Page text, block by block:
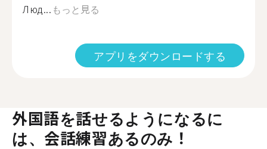
Люд... もっと見る
アプリをダウンロードする
外国語を話せるようになるに
は、会話練習あるのみ！